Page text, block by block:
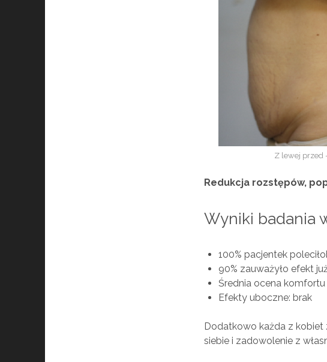
Z lewej przed
Redukcja rozstępów,
Wyniki badania
100% pacjentek
90% zauważyło efekt
Średnia ocena
Efekty uboczne: brak
Dodatkowo każda z kobiet
siebie i zadowolenie z